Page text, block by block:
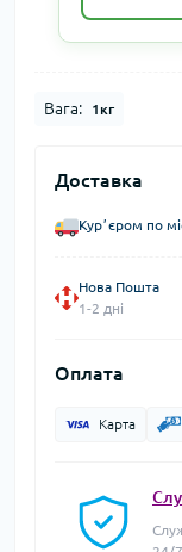
Вага: 1кг
Доставка
Курʼєром по
Нова Пошта
1-2 дні
Оплата
Карта